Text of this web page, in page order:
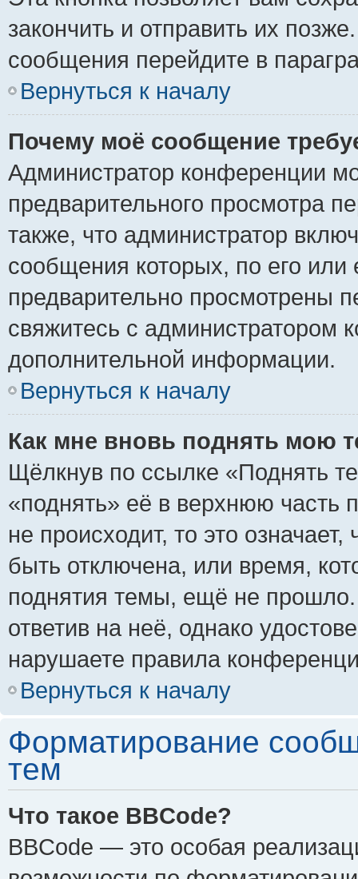
закончить и отправить их
сообщения перейдите в
Вернуться к началу
Почему моё сообщение
Администратор конференции
предварительного просмотра
также, что администратор
сообщения которых, по его
предварительно просмотрены
свяжитесь с администратором
дополнительной информации.
Вернуться к началу
Как мне вновь поднять мою
Щёлкнув по ссылке «Поднять
«поднять» её в верхнюю часть
не происходит, то это
быть отключена, или время,
поднятия темы, ещё не
ответив на неё, однако
нарушаете правила
Вернуться к началу
Форматирование
тем
Что такое BBCode?
BBCode — это особая